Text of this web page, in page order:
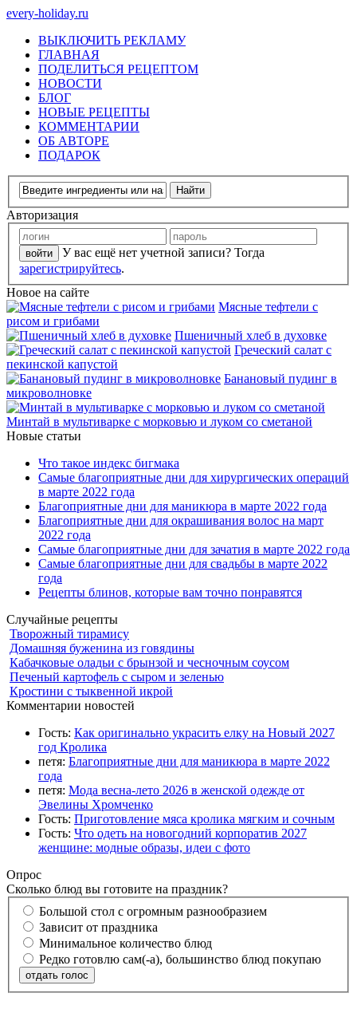
every-holiday.ru
ВЫКЛЮЧИТЬ РЕКЛАМУ
ГЛАВНАЯ
ПОДЕЛИТЬСЯ РЕЦЕПТОМ
НОВОСТИ
БЛОГ
НОВЫЕ РЕЦЕПТЫ
КОММЕНТАРИИ
ОБ АВТОРЕ
ПОДАРОК
Авторизация
У вас ещё нет учетной записи? Тогда
зарегистрируйтесь.
Новое на сайте
Мясные тефтели с
рисом и грибами
Пшеничный хлеб в духовке
Греческий салат с
пекинской капустой
Банановый пудинг в
микроволновке
Минтай в мультиварке с морковью и луком со сметаной
Новые статьи
Что такое индекс бигмака
Самые благоприятные дни для хирургических операций
в марте 2022 года
Благоприятные дни для маникюра в марте 2022 года
Благоприятные дни для окрашивания волос на март
2022 года
Самые благоприятные дни для зачатия в марте 2022 года
Самые благоприятные дни для свадьбы в марте 2022
года
Рецепты блинов, которые вам точно понравятся
Случайные рецепты
Творожный тирамису
Домашняя буженина из говядины
Кабачковые оладьи с брынзой и чесночным соусом
Печеный картофель с сыром и зеленью
Кростини с тыквенной икрой
Комментарии новостей
Гость: Как оригинально украсить елку на Новый 2027
год Кролика
петя: Благоприятные дни для маникюра в марте 2022
года
петя: Мода весна-лето 2026 в женской одежде от
Эвелины Хромченко
Гость: Приготовление мяса кролика мягким и сочным
Гость: Что одеть на новогодний корпоратив 2027
женщине: модные образы, идеи с фото
Опрос
Сколько блюд вы готовите на праздник?
Большой стол с огромным разнообразием
Зависит от праздника
Минимальное количество блюд
Редко готовлю сам(-а), большинство блюд покупаю
отдать голос